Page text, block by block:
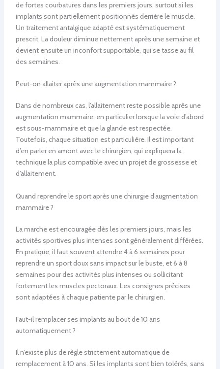
de fortes courbatures dans les premiers jours, surtout si les
implants sont partiellement positionnés derrière le muscle.
Un traitement antalgique adapté est systématiquement
prescrit. La douleur diminue nettement après une semaine et
devient ensuite un inconfort supportable, qui se tasse au fil
des semaines.
Peut-on allaiter après une augmentation mammaire ?
Dans de nombreux cas, l’allaitement reste possible après une
augmentation mammaire, en particulier lorsque la voie d’abord
est sous-mammaire et que la glande est respectée.
Toutefois, chaque situation est particulière. Il est important
d’en parler en amont avec le chirurgien, qui expliquera la
technique la plus compatible avec un projet de grossesse et
d’allaitement.
Quand reprendre le sport après une chirurgie d’augmentation
mammaire ?
La marche est encouragée dès les premiers jours, mais les
activités sportives plus intenses sont généralement différées.
En pratique, il faut souvent attendre 4 à 6 semaines pour
reprendre un sport doux sans impact sur le buste, et 6 à 8
semaines pour des activités plus intenses ou sollicitant
fortement les muscles pectoraux. Les consignes précises
sont adaptées à chaque patiente par le chirurgien.
Faut-il remplacer ses implants au bout de 10 ans
automatiquement ?
Il n’existe plus de règle strictement automatique de
remplacement à 10 ans. Si les implants sont bien tolérés, sans